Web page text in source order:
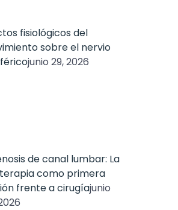
fisiológicos del
sobre el nervio
junio 29, 2026
de canal lumbar: La
como primera
frente a cirugíajunio